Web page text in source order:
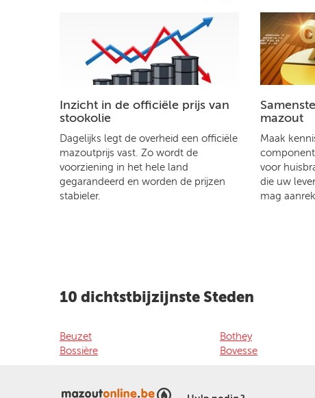
Inzicht in de officiële prijs van
stookolie
Dagelijks legt de overheid een officiële
mazoutprijs vast. Zo wordt de
voorziening in het hele land
gegarandeerd en worden de prijzen
stabieler.
mazout
Maak
voor
die uw
mag
10 dichtstbijzijnste Steden
Beuzet
Bossière
Bothey
Bovesse